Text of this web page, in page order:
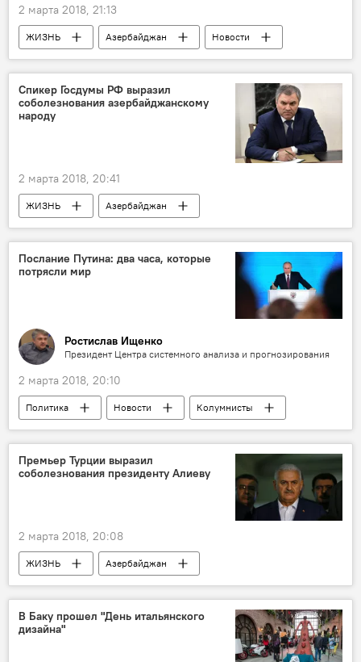
2 марта 2018, 21:13
ЖИЗНЬ Азербайджан
Новости
Баку
Бакинское транспортное агентство (БТА)
Остановки
Спикер Госдумы РФ выразил
соболезнования азербайджанскому
народу
2 марта 2018, 20:41
ЖИЗНЬ
Азербайджан
Происшествия
Новости
Россия
Россия
Огтай Асадов
Вячеслав Володин
Пожар в бакинском наркодиспансере
Послание Путина: два часа, которые
потрясли мир
Ростислав Ищенко
Президент Центра системного анализа и прогнозирования
2 марта 2018, 20:10
Политика Новости
Колумнисты
Россия
Россия
Владимир Путин
Послание
Премьер Турции выразил
соболезнования президенту Алиеву
2 марта 2018, 20:08
ЖИЗНЬ
Азербайджан
Происшествия
Новости
Турция
Ильхам Алиев
Бинали Йылдырым
жертвы
соболезнования
В Баку прошел "День итальянского
дизайна"